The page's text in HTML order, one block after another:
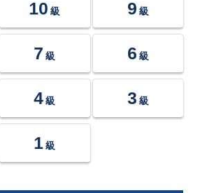
10 級 9 級
7 級 6 級
4 級 3 級
1 級